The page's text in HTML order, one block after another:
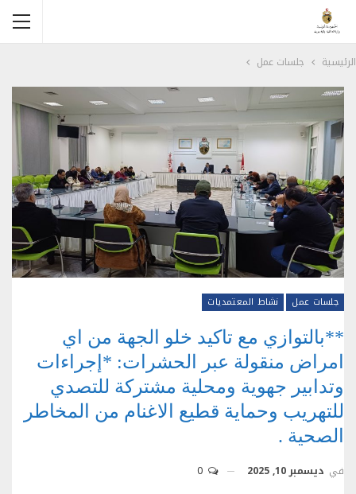
الرئيسية جلسات عمل
جلسات عمل نشاط المعتمديات
**بالتوازي مع تاكيد خلو الجهة من اي
امراض منقولة عبر الحشرات: *إجراءات
وتدابير جهوية ومحلية مشتركة للتصدي
للتهريب وحماية قطيع الاغنام من المخاطر
الصحية .
في ديسمبر 10, 2025